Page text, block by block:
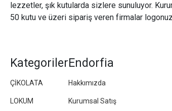
lezzetler, şık kutularda sizlere sunuluyor.
50 kutu ve üzeri sipariş veren firmalar
Kategoriler
ÇİKOLATA
LOKUM
Endorfia
Hakkımızda
Kurumsal Satış